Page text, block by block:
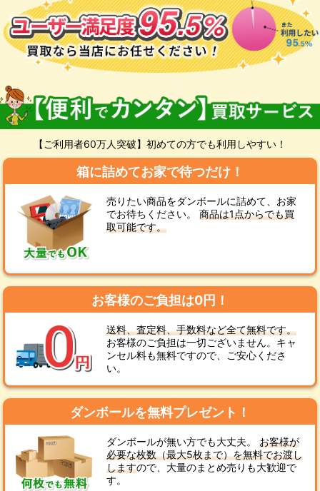
【ご利用者60万人突破】初めての方でも利用しやすい！
箱に詰めてお家で待つだけ！
売りたい商品をダンボールに詰めて、お家
でお待ちください。商品は1点からでも買
取可能です。
お客様のご負担は0円！
送料、査定料、手数料など全て無料です。
お客様のご負担は一切ございません。キャ
ンセル料も無料ですので、ご安心くださ
い。
ダンボールを無料プレゼント！
ダンボールが無い方でも大丈夫。お客様が
必要な枚数（最大5枚まで）を無料でお渡し
しますので、大量のまとめ売りも大歓迎で
す。